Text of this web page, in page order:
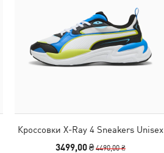
Кроссовки X-Ray 4 Sneakers Unisex
3499,00 ₴4490,00 ₴